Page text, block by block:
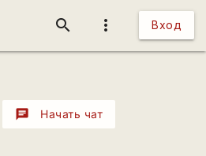
more_vert Вход
search
chat Начать чат